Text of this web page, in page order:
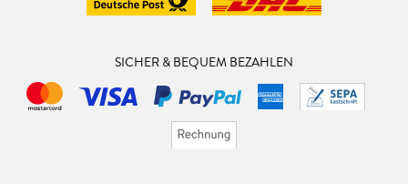
SICHER & BEQUEM BEZAHLEN